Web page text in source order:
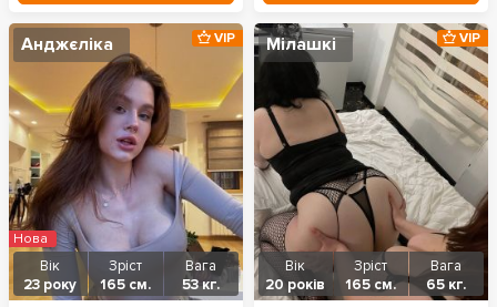
Анджєліка
Вік
23 року
Зріст
165 см.
Вага
53 кг.
VIP
Нова
Мілашкі
Вік
20 років
Зріст
165 см.
Вага
65 кг.
VIP